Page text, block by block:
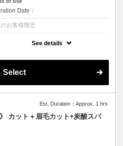
Date：
お客様限定
印象になります！！
See details
Select
Est. Duration：Approx. 1 hrs
カット＋眉毛カット+炭酸スパ